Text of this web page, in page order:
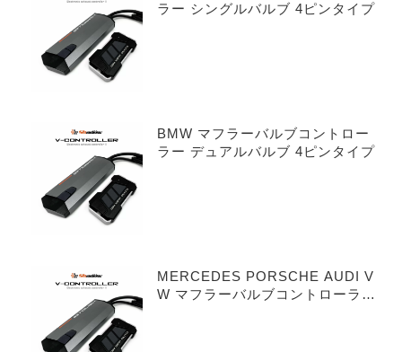
ラー シングルバルブ 4ピンタイプ
BMW マフラーバルブコントロー
ラー デュアルバルブ 4ピンタイプ
MERCEDES PORSCHE AUDI V
W マフラーバルブコントローラー